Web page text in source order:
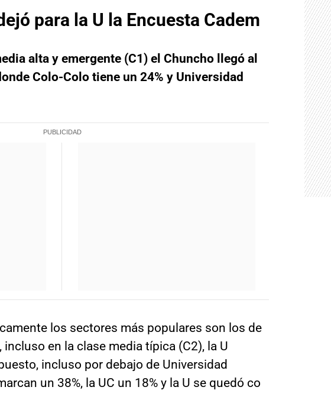
para la U la Encuesta Cadem
alta y emergente (C1) el Chuncho llegó al
Colo-Colo tiene un 24% y Universidad
los sectores más populares son los de
en la clase media típica (C2), la U
incluso por debajo de Universidad
un 38%, la UC un 18% y la U se quedó co